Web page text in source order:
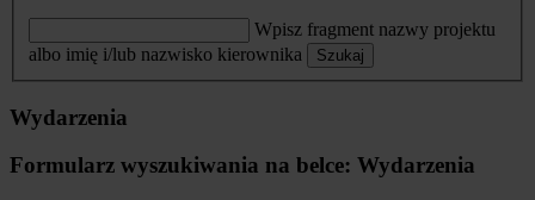
Wpisz fragment nazwy projektu
albo imię i/lub nazwisko kierownika
Szukaj
Wydarzenia
Formularz wyszukiwania na belce: Wydarzenia